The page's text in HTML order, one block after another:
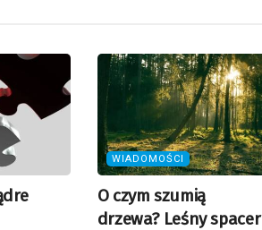
WIADOMOŚCI
O czym szumią
drzewa? Leśny spacer